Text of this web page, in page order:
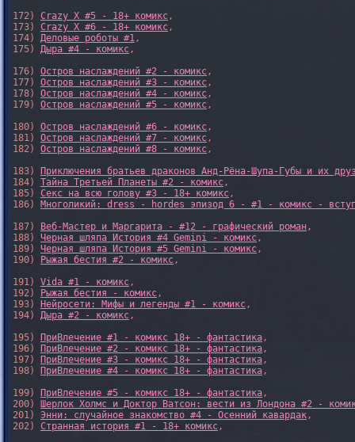
172) Crazy X #5 - 18+ комикс,
173) Crazy X #6 - 18+ комикс,
174) Деловые роботы #1,
175) Дыра #4 - комикс,
176) Остров наслаждений #2 - комикс,
177) Остров наслаждений #3 - комикс,
178) Остров наслаждений #4 - комикс,
179) Остров наслаждений #5 - комикс,
180) Остров наслаждений #6 - комикс,
181) Остров наслаждений #7 - комикс,
182) Остров наслаждений #8 - комикс,
183)
Приключения братьев драконов Анд-Рёна-Шупа-Губы и их
184) Тайна Третьей Планеты #2 - комикс,
185) Секс на всю голову #3 - 18+ комикс,
186) Многоликий: dress - hordes эпизод 6 - #1 - комикс -
187)
Веб-Мастер и Маргарита - #12 - графический роман,
188) Черная шляпа История #4 Gemini - комикс,
189) Черная шляпа История #5 Gemini - комикс,
190)
Рыжая бестия #2 - комикс,
191) Vida #1 - комикс,
192)
Рыжая бестия - комикс,
193)
Нейросети: Мифы и легенды #1 - комикс,
194) Дыра #2 - комикс,
195)
ПриВлечение #1 - комикс 18+ - фантастика,
196)
ПриВлечение #2 - комикс 18+ - фантастика,
197)
ПриВлечение #3 - комикс 18+ - фантастика,
198)
ПриВлечение #4 - комикс 18+ - фантастика,
199)
ПриВлечение #5 - комикс 18+ - фантастика,
200) Шерлок Холмс и Доктор Ватсон: вести из Лондона #2 -
201) Энни: случайное знакомство #4 - Осенний кавардак,
202) Странная история #1 - 18+ комикс,